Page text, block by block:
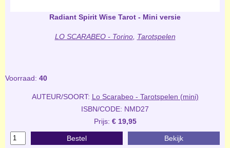
Radiant Spirit Wise Tarot - Mini versie
LO SCARABEO - Torino, Tarotspelen
Voorraad: 40
AUTEUR/SOORT: Lo Scarabeo - Tarotspelen (mini)
ISBN/CODE: NMD27
Prijs: € 19,95
Bestel Bekijk